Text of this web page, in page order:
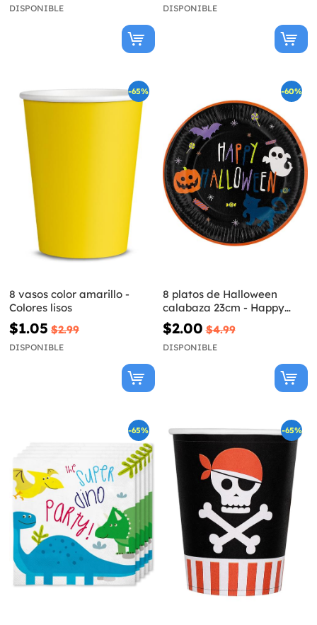
DISPONIBLE DISPONIBLE
-65%
8 vasos color amarillo -
Colores lisos
$1.05 $2.99
DISPONIBLE
-60%
8 platos de Halloween
calabaza 23cm - Happy
Halloween
$2.00 $4.99
DISPONIBLE
-65% -65%